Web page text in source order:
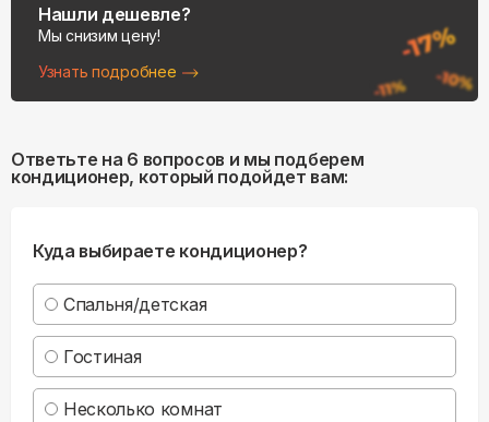
Нашли дешевле?
Мы снизим цену!
Узнать подробнее
Ответьте на 6 вопросов и мы подберем
кондиционер, который подойдет вам:
Куда выбираете кондиционер?
Спальня/детская
Гостиная
Несколько комнат